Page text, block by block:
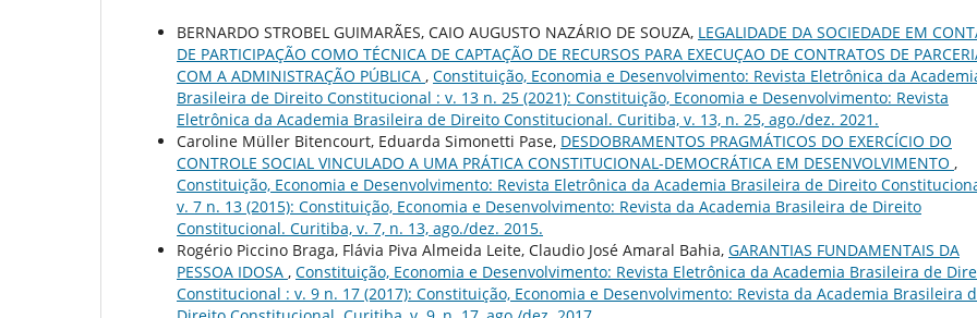
BERNARDO STROBEL GUIMARÃES, CAIO AUGUSTO NAZÁRIO DE SOUZA, LEGALIDADE DA SOCIEDADE EM
DE PARTICIPAÇÃO COMO TÉCNICA DE CAPTAÇÃO DE RECURSOS PARA EXECUÇAO DE CONTRATOS DE
COM A ADMINISTRAÇÃO PÚBLICA , Constituição, Economia e Desenvolvimento: Revista Eletrônica da
Brasileira de Direito Constitucional : v. 13 n. 25 (2021): Constituição, Economia e Desenvolvimento: Revista
Eletrônica da Academia Brasileira de Direito Constitucional. Curitiba, v. 13, n. 25, ago./dez. 2021.
Caroline Müller Bitencourt, Eduarda Simonetti Pase, DESDOBRAMENTOS PRAGMÁTICOS DO EXERCÍCIO DO
CONTROLE SOCIAL VINCULADO A UMA PRÁTICA CONSTITUCIONAL-DEMOCRÁTICA EM DESENVOLVIMENTO ,
Constituição, Economia e Desenvolvimento: Revista Eletrônica da Academia Brasileira de Direito
v. 7 n. 13 (2015): Constituição, Economia e Desenvolvimento: Revista da Academia Brasileira de Direito
Constitucional. Curitiba, v. 7, n. 13, ago./dez. 2015.
Rogério Piccino Braga, Flávia Piva Almeida Leite, Claudio José Amaral Bahia, GARANTIAS FUNDAMENTAIS DA
PESSOA IDOSA , Constituição, Economia e Desenvolvimento: Revista Eletrônica da Academia Brasileira de
Constitucional : v. 9 n. 17 (2017): Constituição, Economia e Desenvolvimento: Revista da Academia Brasileira